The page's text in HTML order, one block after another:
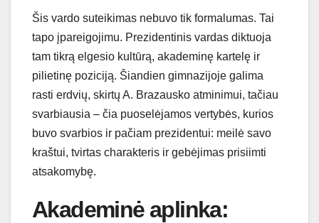
Šis vardo suteikimas nebuvo tik formalumas. Tai
tapo įpareigojimu. Prezidentinis vardas diktuoja
tam tikrą elgesio kultūrą, akademinę kartelę ir
pilietinę poziciją. Šiandien gimnazijoje galima
rasti erdvių, skirtų A. Brazausko atminimui, tačiau
svarbiausia – čia puoselėjamos vertybės, kurios
buvo svarbios ir pačiam prezidentui: meilė savo
kraštui, tvirtas charakteris ir gebėjimas prisiimti
atsakomybę.
Akademinė aplinka: